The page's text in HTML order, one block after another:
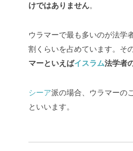
けではありません。
ウラマーで最も多いのが法学
割くらいを占めています。そ
マーといえばイスラム法学者
シーア派の場合、ウラマーの
といいます。